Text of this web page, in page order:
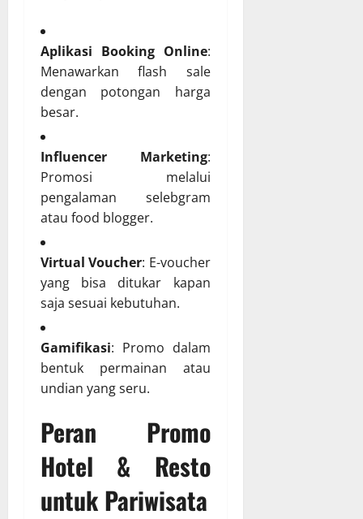
Aplikasi Booking Online:
Menawarkan flash sale
dengan potongan harga
besar.
Influencer Marketing:
Promosi melalui
pengalaman selebgram
atau food blogger.
Virtual Voucher: E-voucher
yang bisa ditukar kapan
saja sesuai kebutuhan.
Gamifikasi: Promo dalam
bentuk permainan atau
undian yang seru.
Peran Promo
Hotel & Resto
untuk Pariwisata